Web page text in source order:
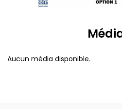
Aucun média disponible.